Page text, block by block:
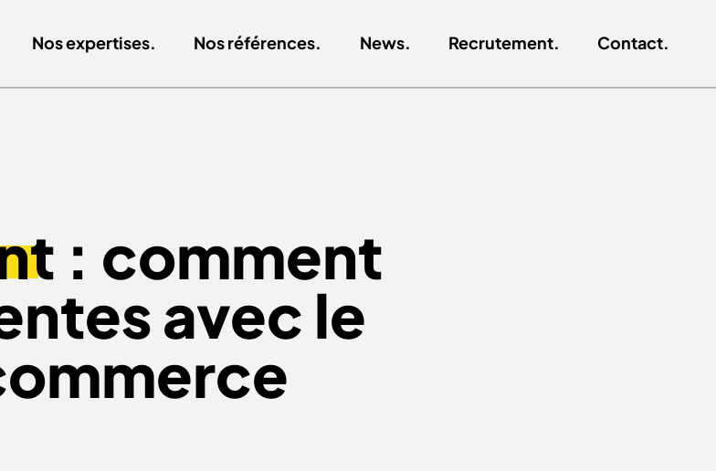
Nos expertises. Nos références. News. Recrutement. Contact.
: comment
avec le